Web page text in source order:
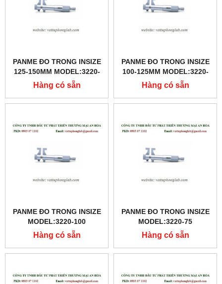
PANME ĐO TRONG INSIZE
125-150MM MODEL:3220-
150
Hàng có sẵn
PANME ĐO TRONG INSIZE
100-125MM MODEL:3220-
125
Hàng có sẵn
PANME ĐO TRONG INSIZE
MODEL:3220-100
Hàng có sẵn
PANME ĐO TRONG INSIZE
MODEL:3220-75
Hàng có sẵn